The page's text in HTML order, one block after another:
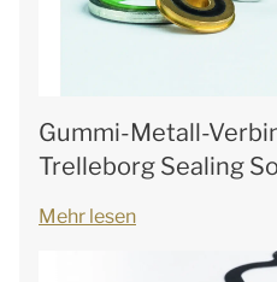
Gummi-Metall-
Trelleborg Sealing
Mehr lesen